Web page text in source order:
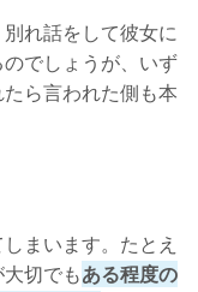
れ話をして彼女に
でしょうが、いず
ら言われた側も本
まいます。たとえ
切でもある程度の